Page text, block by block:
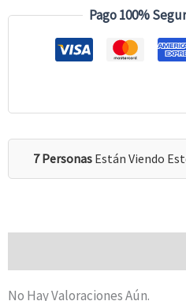
Pago 100%
7 Personas Están Viendo
No Hay Valoraciones Aún.